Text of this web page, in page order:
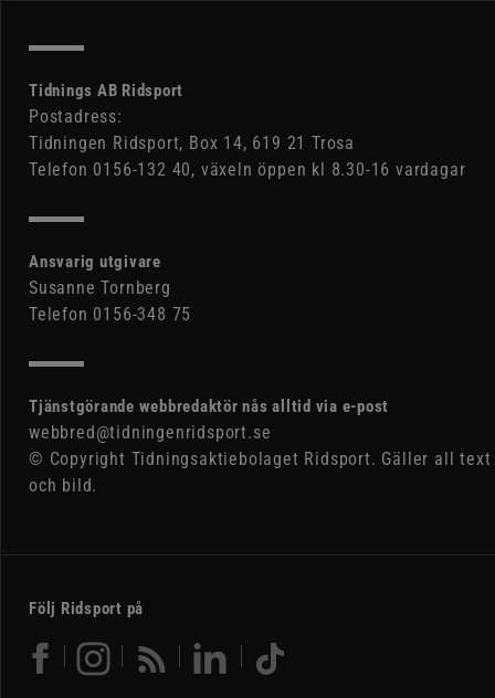
Tidnings AB Ridsport
Postadress:
Tidningen Ridsport, Box 14, 619 21 Trosa
Telefon 0156-132 40, växeln öppen kl 8.30-16 vardagar
Ansvarig utgivare
Susanne Tornberg
Telefon 0156-348 75
Tjänstgörande webbredaktör nås alltid via e-post
webbred@tidningenridsport.se
© Copyright Tidningsaktiebolaget Ridsport. Gäller all text
och bild.
Följ Ridsport på